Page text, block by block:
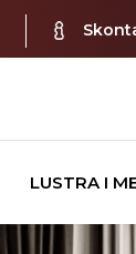
LUSTRA I